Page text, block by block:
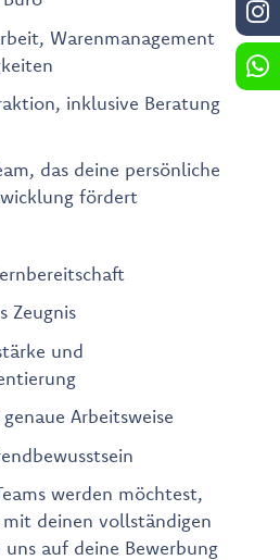
Warenmanagement
inklusive Beratung
das deine persönliche
fördert
Zeugnis
und
Arbeitsweise
werden möchtest,
deinen vollständigen
auf deine Bewerbung